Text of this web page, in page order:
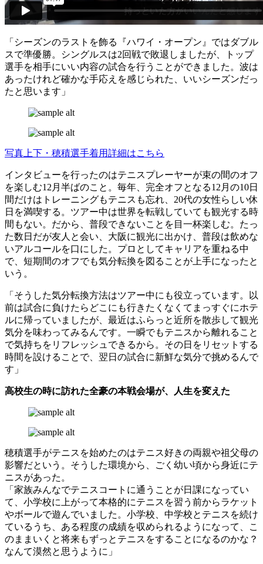
「シーズンのラストを飾る『ハワイ・オープン』ではダブル
スで準優勝。シングルスは2回戦で敗退しましたが、トップ
選手を相手にいい内容の試合を行うことができました。波は
あったけれど確かな手応えを感じられた、いいシーズンだっ
たと思います」
写真上下・穂積選手着用詳細はこちら
インタビューを行ったのはテニスプレーヤーが束の間のオフ
を楽しむ12月半ばのこと。毎年、完全オフとなる12月の10日
間だけはトレーニングもテニスも忘れ、20代の女性らしい休
日を満喫する。ツアー中は世界を転戦していても観光する時
間もない。だから、普段できないことを目一杯楽しむ。たっ
た数日だが友人と会い、大阪に観光に出かけ、普段は飲めな
いアルコールを口にした。プロとしてキャリアを重ねる中
で、短期間のオフでも気分転換を図ることが上手になったと
いう。
「そうした気分転換方法はツアー中にも役立っています。以
前は試合に負けたらどこにも行きたくなくてまっすぐにホテ
ルに帰っていましたが、最近はふらっと近所を散歩して観光
気分を味わってみるんです。一瞬でもテニスから離れること
で気持ちをリフレッシュできるから。その日をリセットする
時間を設けることで、翌日の試合に新鮮な気分で挑めるんで
す」
高校生の時に訪れた全豪の本戦会場が、人生を変えた
穂積選手がテニスを始めたのはテニス好きの両親や祖父母の
影響だという。そうした環境から、ごく幼い頃から身近にテ
ニスがあった。
「家族みんなでテニスコートに通うことが日課になってい
て、小学校に上がって本格的にテニスを習う前からラケット
やボールで遊んでいました。小学校、中学校とテニスを続け
ているうち、ある程度の成績を収められるようになって、こ
のままいくと将来もずっとテニスをすることになるのかな？
なんて漠然と思うように」